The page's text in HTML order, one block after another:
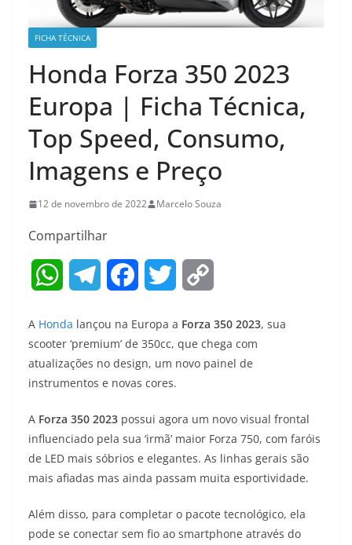
FICHA TÉCNICA
Honda Forza 350 2023
Europa | Ficha Técnica,
Top Speed, Consumo,
Imagens e Preço
12 de novembro de 2022 Marcelo Souza
Compartilhar
W
a
t
p
l
e
a
c
e
o
o
t
r
p
y
i
n
A Honda lançou na Europa a Forza 350 2023, sua
scooter ‘premium’ de 350cc, que chega com
atualizações no design, um novo painel de
instrumentos e novas cores.
A Forza 350 2023 possui agora um novo visual frontal
influenciado pela sua ‘irmã’ maior Forza 750, com faróis
de LED mais sóbrios e elegantes. As linhas gerais são
mais afiadas mas ainda passam muita esportividade.
Além disso, para completar o pacote tecnológico, ela
pode se conectar sem fio ao smartphone através do